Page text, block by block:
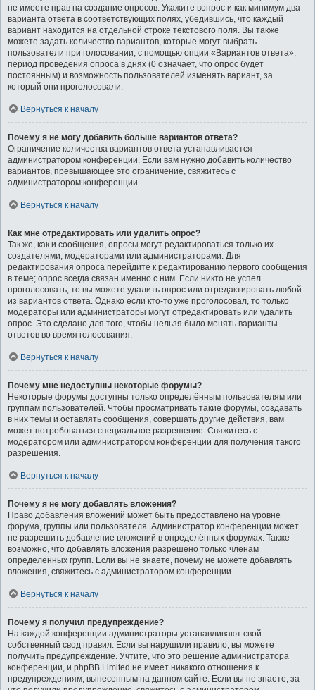
не имеете прав на создание опросов. Укажите вопрос и как минимум два
варианта ответа в соответствующих полях, убедившись, что каждый
вариант находится на отдельной строке текстового поля. Вы также
можете задать количество вариантов, которые могут выбрать
пользователи при голосовании, с помощью опции «Вариантов ответа»,
период проведения опроса в днях (0 означает, что опрос будет
постоянным) и возможность пользователей изменять вариант, за
который они проголосовали.
Вернуться к началу
Почему я не могу добавить больше вариантов ответа?
Ограничение количества вариантов ответа устанавливается
администратором конференции. Если вам нужно добавить количество
вариантов, превышающее это ограничение, свяжитесь с
администратором конференции.
Вернуться к началу
Как мне отредактировать или удалить опрос?
Так же, как и сообщения, опросы могут редактироваться только их
создателями, модераторами или администраторами. Для
редактирования опроса перейдите к редактированию первого сообщения
в теме; опрос всегда связан именно с ним. Если никто не успел
проголосовать, то вы можете удалить опрос или отредактировать любой
из вариантов ответа. Однако если кто-то уже проголосовал, то только
модераторы или администраторы могут отредактировать или удалить
опрос. Это сделано для того, чтобы нельзя было менять варианты
ответов во время голосования.
Вернуться к началу
Почему мне недоступны некоторые форумы?
Некоторые форумы доступны только определённым пользователям или
группам пользователей. Чтобы просматривать такие форумы, создавать
в них темы и оставлять сообщения, совершать другие действия, вам
может потребоваться специальное разрешение. Свяжитесь с
модератором или администратором конференции для получения такого
разрешения.
Вернуться к началу
Почему я не могу добавлять вложения?
Право добавления вложений может быть предоставлено на уровне
форума, группы или пользователя. Администратор конференции может
не разрешить добавление вложений в определённых форумах. Также
возможно, что добавлять вложения разрешено только членам
определённых групп. Если вы не знаете, почему не можете добавлять
вложения, свяжитесь с администратором конференции.
Вернуться к началу
Почему я получил предупреждение?
На каждой конференции администраторы устанавливают свой
собственный свод правил. Если вы нарушили правило, вы можете
получить предупреждение. Учтите, что это решение администратора
конференции, и phpBB Limited не имеет никакого отношения к
предупреждениям, вынесенным на данном сайте. Если вы не знаете, за